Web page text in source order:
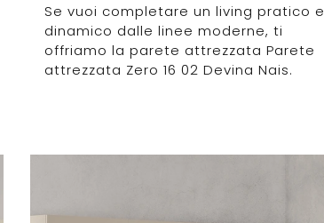
Se vuoi completare un living pratico e
dinamico dalle linee moderne, ti
offriamo la parete attrezzata Parete
attrezzata Zero 16 02 Devina Nais.